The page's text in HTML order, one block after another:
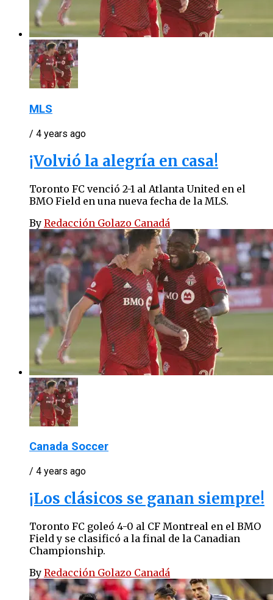
MLS
/ 4 years ago
¡Volvió la alegría en casa!
Toronto FC venció 2-1 al Atlanta United en el
BMO Field en una nueva fecha de la MLS.
By Redacción Golazo Canadá
Canada Soccer
/ 4 years ago
¡Los clásicos se ganan siempre!
Toronto FC goleó 4-0 al CF Montreal en el BMO
Field y se clasificó a la final de la Canadian
Championship.
By Redacción Golazo Canadá